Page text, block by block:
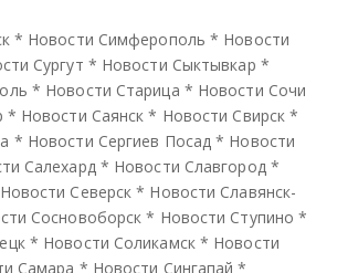
* Новости Симферополь * Новости
Сургут * Новости Сыктывкар *
* Новости Старица * Новости Сочи
* Новости Саянск * Новости Свирск *
* Новости Сергиев Посад * Новости
Салехард * Новости Славгород *
Новости Северск * Новости Славянск-
Сосновоборск * Новости Ступино *
* Новости Соликамск * Новости
Самара * Новости Сингапай *